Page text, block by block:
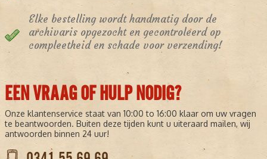
Elke bestelling wordt handmatig door de
archivaris opgezocht en gecontroleerd op
compleetheid en schade voor verzending!
EEN VRAAG OF HULP NODIG?
Onze klantenservice staat van 10:00 to 16:00 klaar om uw vragen
te beantwoorden. Buiten deze tijden kunt u uiteraard mailen, wij
antwoorden binnen 24 uur!